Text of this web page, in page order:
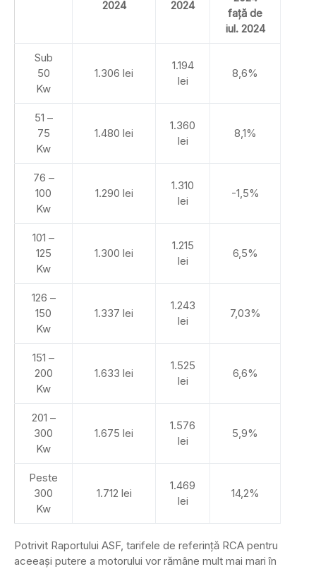
2024 2024
față de
iul. 2024
Sub
50
Kw
1.306 lei
1.194
lei
8,6%
51 –
75
Kw
1.480 lei
1.360
lei
8,1%
76 –
100
Kw
1.290 lei
1.310
lei
-1,5%
101 –
125
Kw
1.300 lei
1.215
lei
6,5%
126 –
150
Kw
1.337 lei
1.243
lei
7,03%
151 –
200
Kw
1.633 lei
1.525
lei
6,6%
201 –
300
Kw
1.675 lei
1.576
lei
5,9%
Peste
300
Kw
1.712 lei
1.469
lei
14,2%
Potrivit Raportului ASF, tarifele de referință RCA pentru
aceeași putere a motorului vor rămâne mult mai mari în